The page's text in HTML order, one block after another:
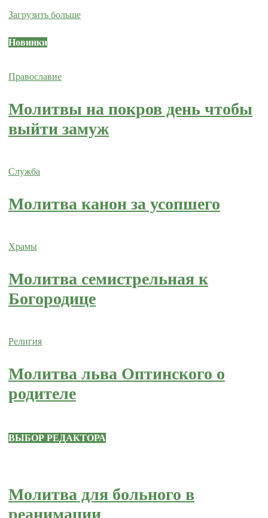
Загрузить больше
Новинки
Православие
Молитвы на покров день чтобы
выйти замуж
Служба
Молитва канон за усопшего
Храмы
Молитва семистрельная к
Богородице
Религия
Молитва льва Оптинского о
родителе
ВЫБОР РЕДАКТОРА
Молитва для больного в
реанимации